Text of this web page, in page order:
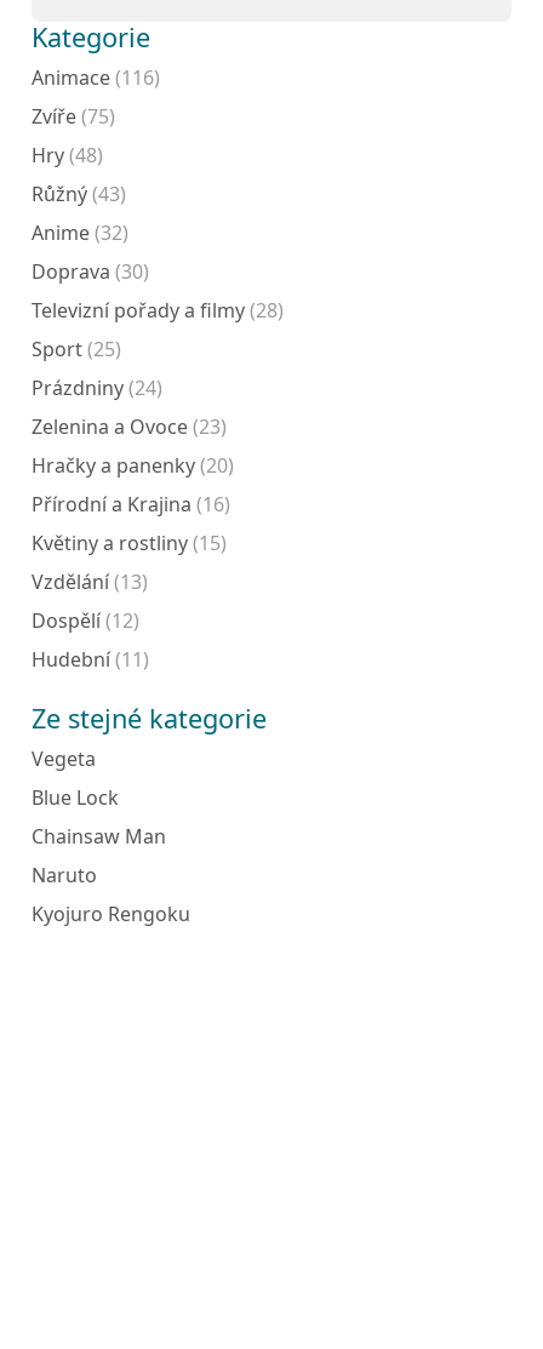
Kategorie
Animace(116)
Zvíře(75)
Hry(48)
Růžný(43)
Anime(32)
Doprava (30)
Televizní pořady a filmy(28)
Sport(25)
Prázdniny(24)
Zelenina a Ovoce(23)
Hračky a panenky(20)
Přírodní a Krajina (16)
Květiny a rostliny(15)
Vzdělání(13)
Dospělí(12)
Hudební(11)
Ze stejné kategorie
Vegeta
Blue Lock
Chainsaw Man
Naruto
Kyojuro Rengoku